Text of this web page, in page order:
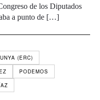
de los Diputados
a punto de […]
(ERC)
PODEMOS